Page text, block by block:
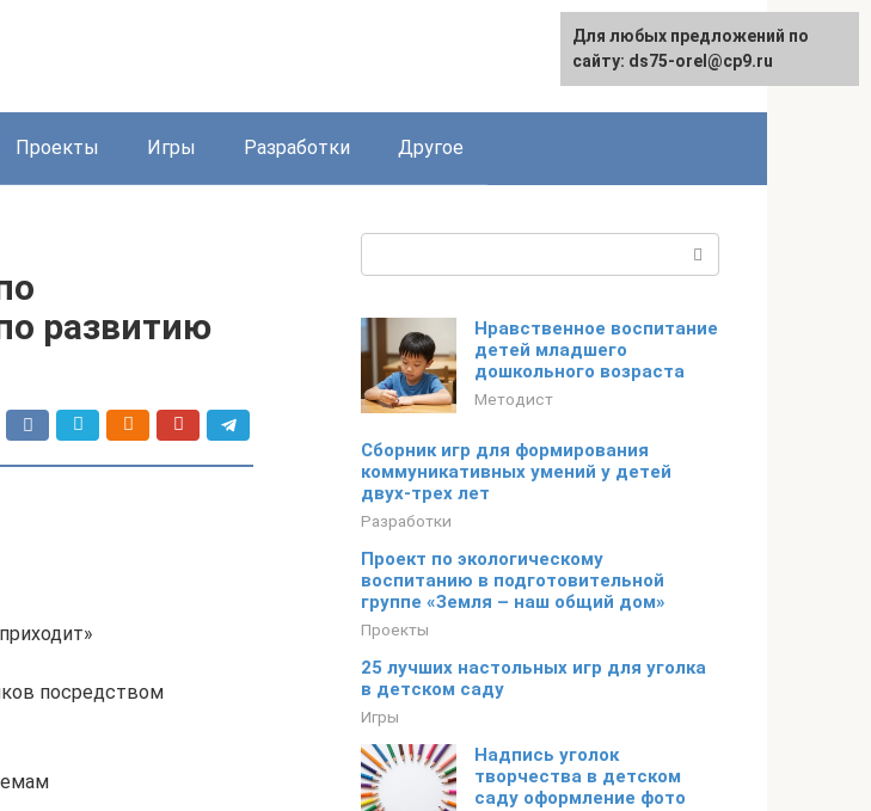
Проекты Игры Разработки Другое
развитию
посредством
Нравственное воспитание
детей младшего
дошкольного возраста
Методист
Сборник игр для формирования
коммуникативных умений у детей
двух-трех лет
Разработки
Проект по экологическому
воспитанию в подготовительной
группе «Земля – наш общий дом»
Проекты
25 лучших настольных игр для уголка
в детском саду
Игры
Надпись уголок
творчества в детском
саду оформление фото
Для любых предложений по
сайту: ds75-orel@cp9.ru